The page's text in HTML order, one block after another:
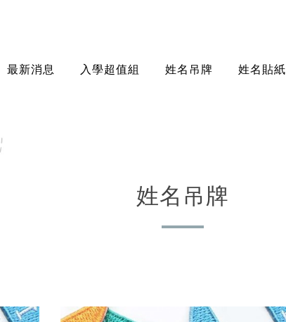
最新消息 入學超值組 姓名吊牌 姓名貼紙
姓名吊牌